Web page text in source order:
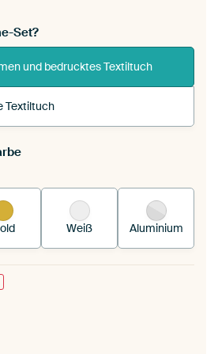
Set?
und bedrucktes Textiltuch
Textiltuch
wechselbaren Textiltuch in
ArtFrame™.
Weiß Aluminium